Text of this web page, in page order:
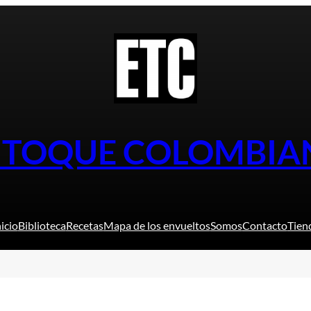
TOQUE
BibliotecaRecetasMapa de los envueltosSomosContacto